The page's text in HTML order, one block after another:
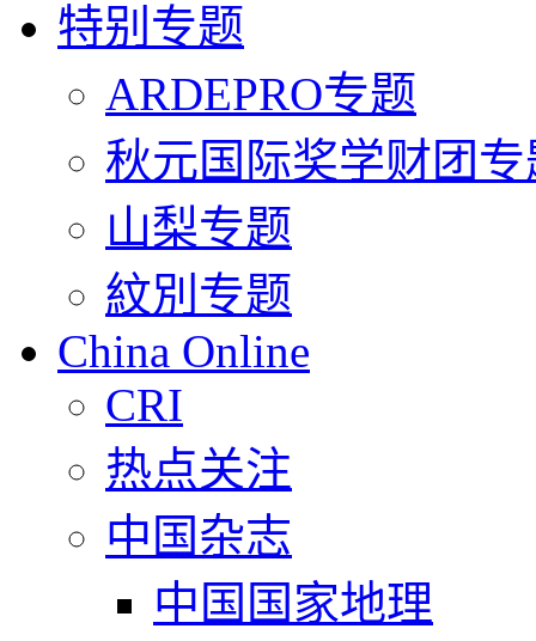
特别专题
ARDEPRO专题
秋元国际奖学财团专
山梨专题
紋別专题
China Online
CRI
热点关注
中国杂志
中国国家地理